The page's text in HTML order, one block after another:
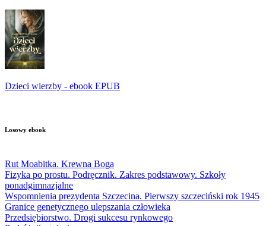
Dzieci wierzby - ebook EPUB
Losowy ebook
Rut Moabitka. Krewna Boga
Fizyka po prostu. Podręcznik. Zakres podstawowy. Szkoły
ponadgimnazjalne
Wspomnienia prezydenta Szczecina. Pierwszy szczeciński rok 1945
Granice genetycznego ulepszania człowieka
Przedsiębiorstwo. Drogi sukcesu rynkowego